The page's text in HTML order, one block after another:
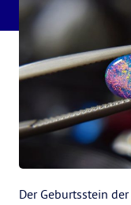
Der Geburtsstein der